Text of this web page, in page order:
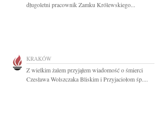
długoletni pracownik Zamku Królewskiego...
KRAKÓW
Z wielkim żalem przyjąłem wiadomość o śmierci
Czesława Wolszczaka Bliskim i Przyjaciołom śp....